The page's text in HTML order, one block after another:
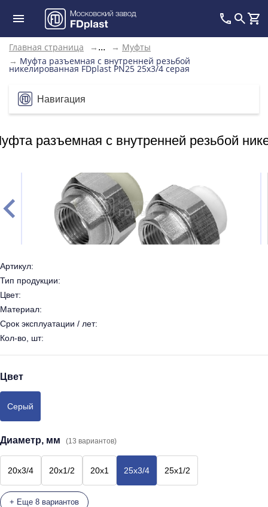
Главная страница → ... → Муфты
→ Муфта разъемная с внутренней резьбой
никелированная FDplast PN25 25х3/4 серая
Навигация
разъемная с внутренней резьбой
Артикул:
Тип продукции:
Цвет:
Материал:
Срок эксплуатации / лет:
Кол-во, шт:
Цвет
Серый
Диаметр, мм (13 вариантов)
20х3/4 20х1/2 20х1 25х3/4 25х1/2
+ Еще 8 вариантов